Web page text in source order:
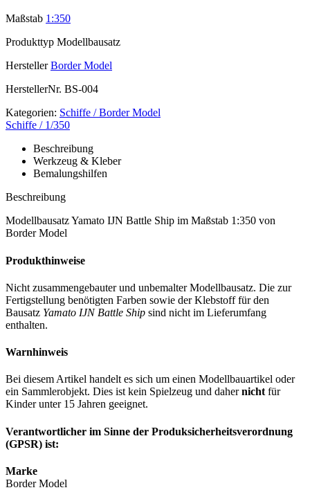
Maßstab 1:350
Produkttyp Modellbausatz
Hersteller Border Model
HerstellerNr. BS-004
Kategorien: Schiffe / Border Model
Schiffe / 1/350
Beschreibung
Werkzeug & Kleber
Bemalungshilfen
Beschreibung
Modellbausatz Yamato IJN Battle Ship im Maßstab 1:350 von
Border Model
Produkthinweise
Nicht zusammengebauter und unbemalter Modellbausatz. Die zur
Fertigstellung benötigten Farben sowie der Klebstoff für den
Bausatz Yamato IJN Battle Ship sind nicht im Lieferumfang
enthalten.
Warnhinweis
Bei diesem Artikel handelt es sich um einen Modellbauartikel oder
ein Sammlerobjekt. Dies ist kein Spielzeug und dahernicht für
Kinder unter 15 Jahren geeignet.
Verantwortlicher im Sinne der Produksicherheitsverordnung
(GPSR) ist:
Marke
Border Model